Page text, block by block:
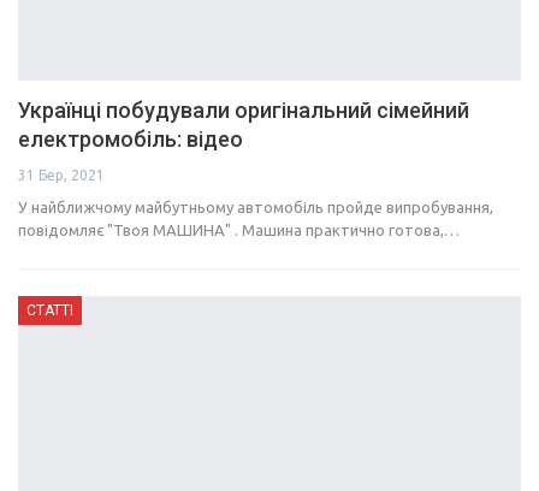
Українці побудували оригінальний сімейний
електромобіль: відео
31 Бер, 2021
У найближчому майбутньому автомобіль пройде випробування,
повідомляє "Твоя МАШИНА" . Машина практично готова,…
СТАТТІ